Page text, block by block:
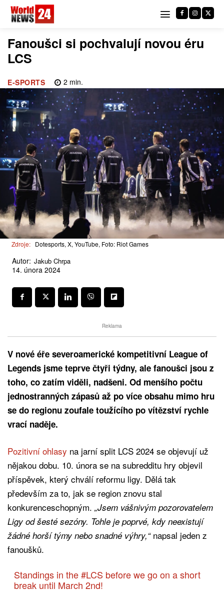
Fanoušci si pochvalují novou éru
LCS
E-SPORTS 2 min.
Zdroje: Dotesports, X, YouTube, Foto: Riot Games
Autor: Jakub Chrpa
14. února 2024
Reklama
V nové éře severoamerické kompetitivní League of
Legends jsme teprve čtyři týdny, ale fanoušci jsou z
toho, co zatím viděli, nadšeni. Od menšího počtu
jednostranných zápasů až po více obsahu mimo hru
se do regionu zoufale toužícího po vítězství rychle
vrací naděje.
Pozitivní ohlasy na jarní split LCS 2024 se objevují už
nějakou dobu. 10. února se na subredditu hry objevil
příspěvek, který chválí reformu ligy. Dělá tak
především za to, jak se region znovu stal
konkurenceschopným. „Jsem vášnivým pozorovatelem
Ligy od šesté sezóny. Tohle je poprvé, kdy neexistují
žádné horší týmy nebo snadné výhry,“napsal jeden z
fanoušků.
Standings in the#LCS before we go on a short
break until March 2nd!